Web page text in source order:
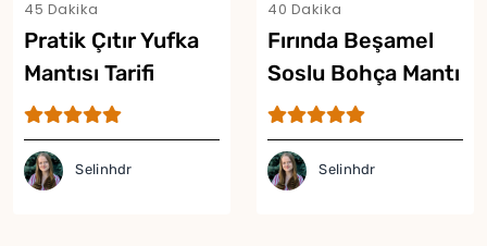
45 Dakika
Pratik Çıtır Yufka
Mantısı Tarifi
Selinhdr
40 Dakika
Fırında Beşamel
Soslu Bohça Mantı
Tarifi
Selinhdr